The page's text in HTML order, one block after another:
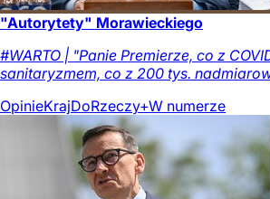
"Autorytety" Morawieckiego
#WARTO | "Panie Premierze, co z
sanitaryzmem, co z 200 tys.
OpinieKrajDoRzeczy+W numerze